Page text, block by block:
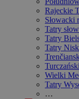
Rajeckie
Słowacki
Tatry
Tatry
Tatry
Wielki
Tatry
…